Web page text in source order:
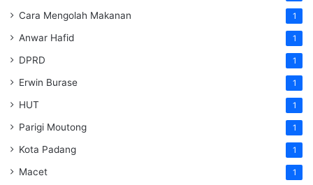
Cara Mengolah Makanan 1
Anwar Hafid 1
DPRD 1
Erwin Burase 1
HUT 1
Parigi Moutong 1
Kota Padang 1
Macet 1